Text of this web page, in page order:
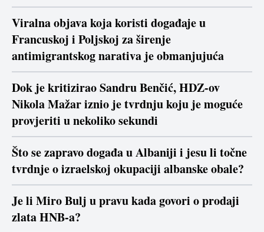
Viralna objava koja koristi događaje u
Francuskoj i Poljskoj za širenje
antimigrantskog narativa je obmanjujuća
Dok je kritizirao Sandru Benčić, HDZ-ov
Nikola Mažar iznio je tvrdnju koju je moguće
provjeriti u nekoliko sekundi
Što se zapravo događa u Albaniji i jesu li točne
tvrdnje o izraelskoj okupaciji albanske obale?
Je li Miro Bulj u pravu kada govori o prodaji
zlata HNB-a?